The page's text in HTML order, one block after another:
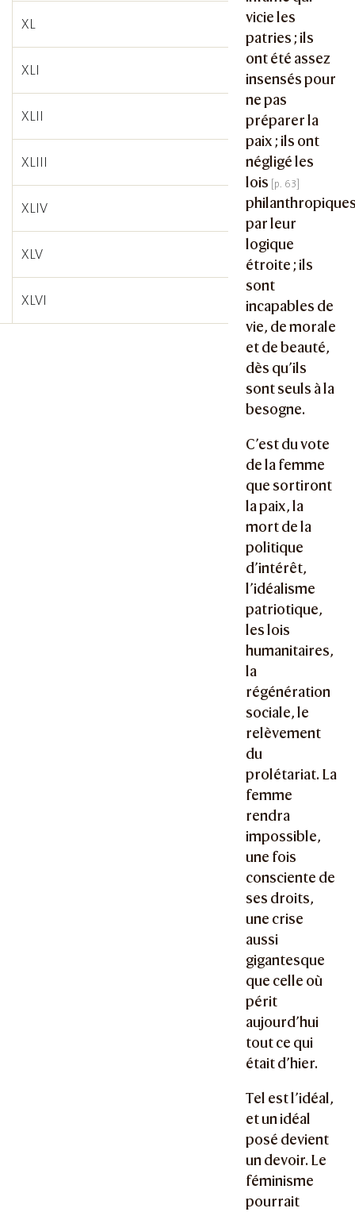
vicie les
patries ; ils
ont été assez
insensés pour
ne pas
préparer la
paix ; ils ont
négligé les
lois
par leur
logique
étroite ; ils
sont
incapables de
vie, de morale
et de beauté,
dès qu’ils
sont seuls à la
besogne.
C’est du vote
de la femme
que sortiront
la paix, la
mort de la
politique
d’intérêt,
l’idéalisme
patriotique,
les lois
humanitaires,
la
régénération
sociale, le
relèvement
du
prolétariat. La
femme
rendra
impossible,
une fois
consciente de
ses droits,
une crise
aussi
gigantesque
que celle où
périt
aujourd’hui
tout ce qui
était d’hier.
Tel est l’idéal,
et un idéal
posé devient
un devoir. Le
féminisme
pourrait
XL
XLI
XLII
XLIII
XLIV
XLV
XLVI